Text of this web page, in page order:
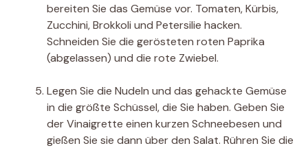
bereiten Sie das Gemüse vor. Tomaten, Kürbis,
Zucchini, Brokkoli und Petersilie hacken.
Schneiden Sie die gerösteten roten Paprika
(abgelassen) und die rote Zwiebel.
Legen Sie die Nudeln und das gehackte Gemüse
in die größte Schüssel, die Sie haben. Geben Sie
der Vinaigrette einen kurzen Schneebesen und
gießen Sie sie dann über den Salat. Rühren Sie die